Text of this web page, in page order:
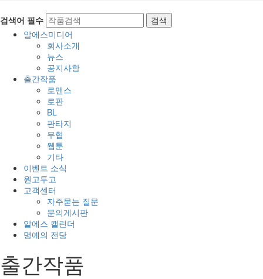
검색어 필수
검색
알에스미디어
회사소개
뉴스
공지사항
출간작품
로맨스
로판
BL
판타지
무협
웹툰
기타
이벤트 소식
원고투고
고객센터
자주묻는 질문
문의게시판
알에스 캘린더
명예의 전당
출간작품